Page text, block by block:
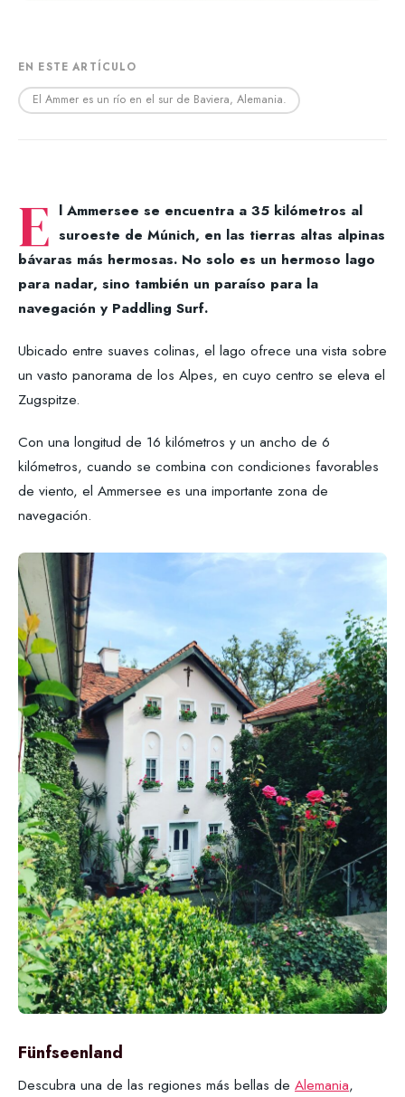
EN ESTE ARTÍCULO
El Ammer es un río en el sur de Baviera, Alemania.
E l Ammersee se encuentra a 35 kilómetros al
suroeste de Múnich, en las tierras altas alpinas
bávaras más hermosas. No solo es un hermoso lago
para nadar, sino también un paraíso para la
navegación y Paddling Surf.
Ubicado entre suaves colinas, el lago ofrece una vista sobre
un vasto panorama de los Alpes, en cuyo centro se eleva el
Zugspitze.
Con una longitud de 16 kilómetros y un ancho de 6
kilómetros, cuando se combina con condiciones favorables
de viento, el Ammersee es una importante zona de
navegación.
Fünfseenland
Descubra una de las regiones más bellas de Alemania,